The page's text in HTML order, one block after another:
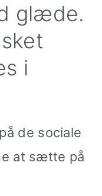
glæde.
i
de sociale
at sætte på